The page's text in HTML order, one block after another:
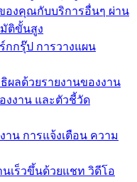
องคุณกับบริการอื่นๆ ผ่าน
ติขั้นสูง
กกรุ๊ป การวางแผน
ผลด้วยรายงานของงาน
งงาน และตัวชี้วัด
าน การแจ้งเตือน ความ
นเร็วขึ้นด้วยแชท วิดีโอ